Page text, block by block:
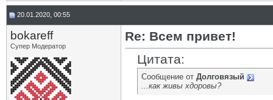
20.01.2020, 00:55
bokareff
Супер Модератор
Re: Всем привет!
Цитата:
Сообщение от Долговязый
...как живы хдоровы?